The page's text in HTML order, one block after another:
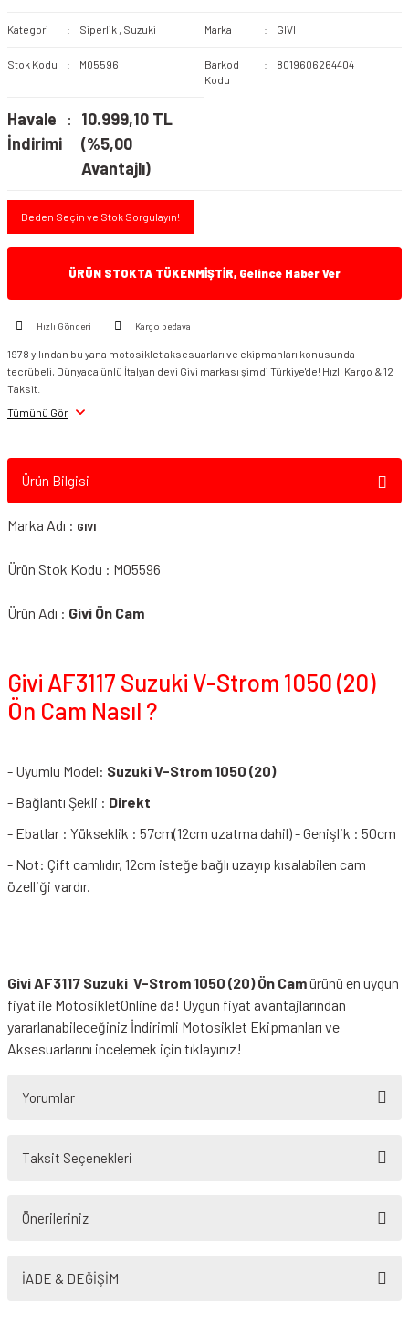
Kategori Siperlik , Suzuki Marka GIVI
Stok Kodu M05596
Barkod
Kodu
8019606264404
Havale
İndirimi
10.999,10 TL
(%5,00
Avantajlı)
Beden Seçin ve Stok Sorgulayın!
ÜRÜN STOKTA TÜKENMİŞTİR, Gelince Haber Ver
Hızlı Gönderi Kargo bedava
1978 yılından bu yana motosiklet aksesuarları ve ekipmanları konusunda
tecrübeli, Dünyaca ünlü İtalyan devi Givi markası şimdi Türkiye'de! Hızlı Kargo & 12
Taksit.
Tümünü Gör
Ürün Bilgisi
Marka Adı : GIVI
Ürün Stok Kodu : M05596
Ürün Adı : Givi Ön Cam
Givi AF3117 Suzuki V-Strom 1050 (20)
Ön Cam Nasıl ?
- Uyumlu Model: Suzuki V-Strom 1050 (20)
- Bağlantı Şekli : Direkt
- Ebatlar : Yükseklik : 57cm(12cm uzatma dahil) - Genişlik : 50cm
- Not: Çift camlıdır, 12cm isteğe bağlı uzayıp kısalabilen cam
özelliği vardır.
Givi AF3117 Suzuki V-Strom 1050 (20) Ön Camürünü en uygun
fiyat ile MotosikletOnline da! Uygun fiyat avantajlarından
yararlanabileceğiniz İndirimli Motosiklet Ekipmanları ve
Aksesuarlarını incelemek için tıklayınız!
Yorumlar
Taksit Seçenekleri
Önerileriniz
yetersiz gördüğünüz noktaları öneri formunu kullanarak tarafımıza
İADE & DEĞİŞİM